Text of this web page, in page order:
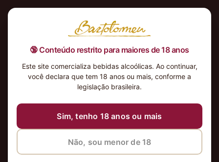
🔞 Conteúdo restrito para maiores de 18 anos
Este site comercializa bebidas alcoólicas. Ao continuar,
você declara que tem 18 anos ou mais, conforme a
legislação brasileira.
Sim, tenho 18 anos ou mais
Não, sou menor de 18